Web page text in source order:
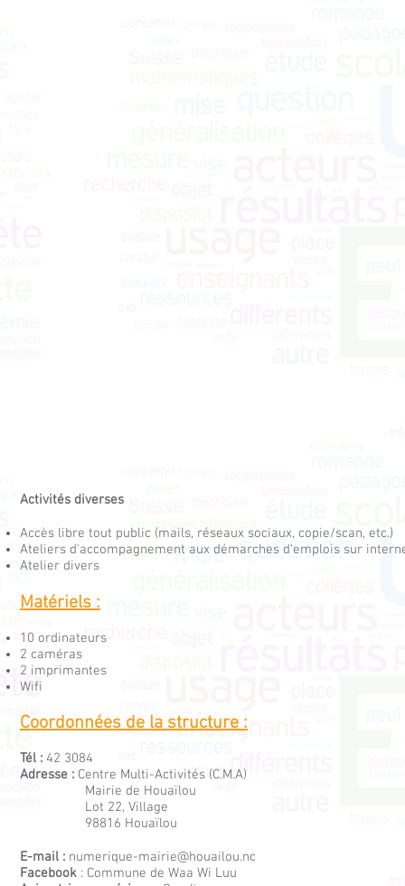
Activités diverses
Accès libre tout public (mails, réseaux sociaux, copie/scan, etc.)
Ateliers d'accompagnement aux démarches d'emplois sur
Atelier divers
Matériels :
10 ordinateurs
2 caméras
2 imprimantes
Wifi
Coordonnées de la structure :
Tél : 42 3084
Adresse : Centre Multi-Activités (C.M.A)
Mairie de Houaïlou
Lot 22, Village
98816 Houaïlou
E-mail : numerique-mairie@houailou.nc
Facebook : Commune de Waa Wi Luu